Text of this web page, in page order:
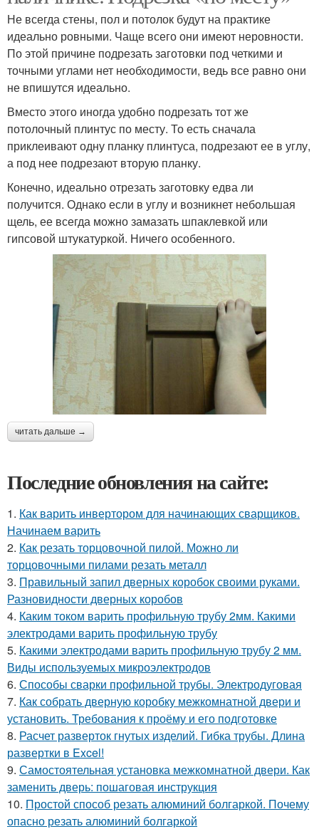
Не всегда стены, пол и потолок будут на практике
идеально ровными. Чаще всего они имеют неровности.
По этой причине подрезать заготовки под четкими и
точными углами нет необходимости, ведь все равно они
не впишутся идеально.
Вместо этого иногда удобно подрезать тот же
потолочный плинтус по месту. То есть сначала
приклеивают одну планку плинтуса, подрезают ее в углу,
а под нее подрезают вторую планку.
Конечно, идеально отрезать заготовку едва ли
получится. Однако если в углу и возникнет небольшая
щель, ее всегда можно замазать шпаклевкой или
гипсовой штукатуркой. Ничего особенного.
читать дальше →
Последние обновления на сайте:
1. Как варить инвертором для начинающих сварщиков.
Начинаем варить
2. Как резать торцовочной пилой. Можно ли
торцовочными пилами резать металл
3. Правильный запил дверных коробок своими руками.
Разновидности дверных коробов
4. Каким током варить профильную трубу 2мм. Какими
электродами варить профильную трубу
5. Какими электродами варить профильную трубу 2 мм.
Виды используемых микроэлектродов
6. Способы сварки профильной трубы. Электродуговая
7. Как собрать дверную коробку межкомнатной двери и
установить. Требования к проёму и его подготовке
8. Расчет разверток гнутых изделий. Гибка трубы. Длина
развертки в Excel!
9. Самостоятельная установка межкомнатной двери. Как
заменить дверь: пошаговая инструкция
10. Простой способ резать алюминий болгаркой. Почему
опасно резать алюминий болгаркой